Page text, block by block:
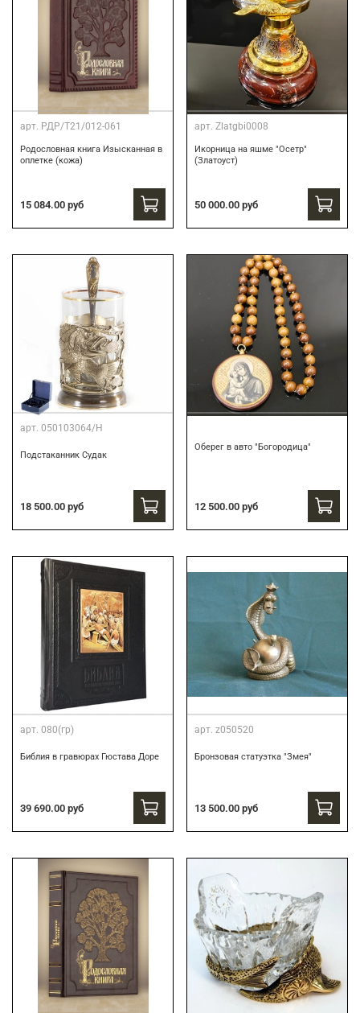
арт. РДР/Т21/012-061
Родословная книга Изысканная в
оплетке (кожа)
15 084.00 руб
арт. Zlatgbi0008
Икорница на яшме "Осетр"
(Златоуст)
50 000.00 руб
арт. 050103064/Н
Подстаканник Судак
18 500.00 руб
Оберег в авто "Богородица"
12 500.00 руб
арт. 080(гр)
Библия в гравюрах Гюстава Доре
39 690.00 руб
арт. z050520
Бронзовая статуэтка "Змея"
13 500.00 руб